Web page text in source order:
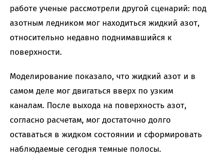
работе ученые рассмотрели другой сценарий: под
азотным ледником мог находиться жидкий азот,
относительно недавно поднимавшийся к
поверхности.
Моделирование показало, что жидкий азот и в
самом деле мог двигаться вверх по узким
каналам. После выхода на поверхность азот,
согласно расчетам, мог достаточно долго
оставаться в жидком состоянии и сформировать
наблюдаемые сегодня темные полосы.